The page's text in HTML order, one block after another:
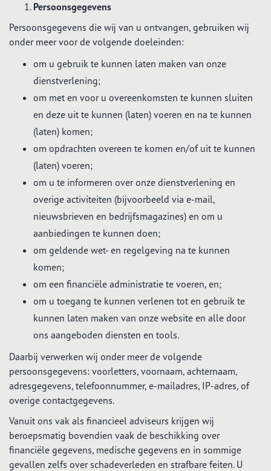
Persoonsgegevens
Persoonsgegevens die wij van u ontvangen, gebruiken wij
onder meer voor de volgende doeleinden:
om u gebruik te kunnen laten maken van onze
dienstverlening;
om met en voor u overeenkomsten te kunnen sluiten
en deze uit te kunnen (laten) voeren en na te kunnen
(laten) komen;
om opdrachten overeen te komen en/of uit te kunnen
(laten) voeren;
om u te informeren over onze dienstverlening en
overige activiteiten (bijvoorbeeld via e-mail,
nieuwsbrieven en bedrijfsmagazines) en om u
aanbiedingen te kunnen doen;
om geldende wet- en regelgeving na te kunnen
komen;
om een financiële administratie te voeren, en;
om u toegang te kunnen verlenen tot en gebruik te
kunnen laten maken van onze website en alle door
ons aangeboden diensten en tools.
Daarbij verwerken wij onder meer de volgende
persoonsgegevens: voorletters, voornaam, achternaam,
adresgegevens, telefoonnummer, e-mailadres, IP-adres, of
overige contactgegevens.
Vanuit ons vak als financieel adviseurs krijgen wij
beroepsmatig bovendien vaak de beschikking over
financiële gegevens, medische gegevens en in sommige
gevallen zelfs over schadeverleden en strafbare feiten. U